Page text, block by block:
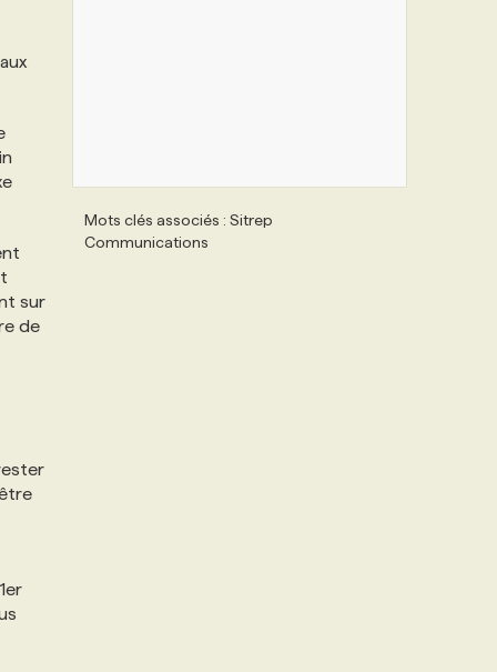
sur
de
Mots clés associés : Sitrep
Communications